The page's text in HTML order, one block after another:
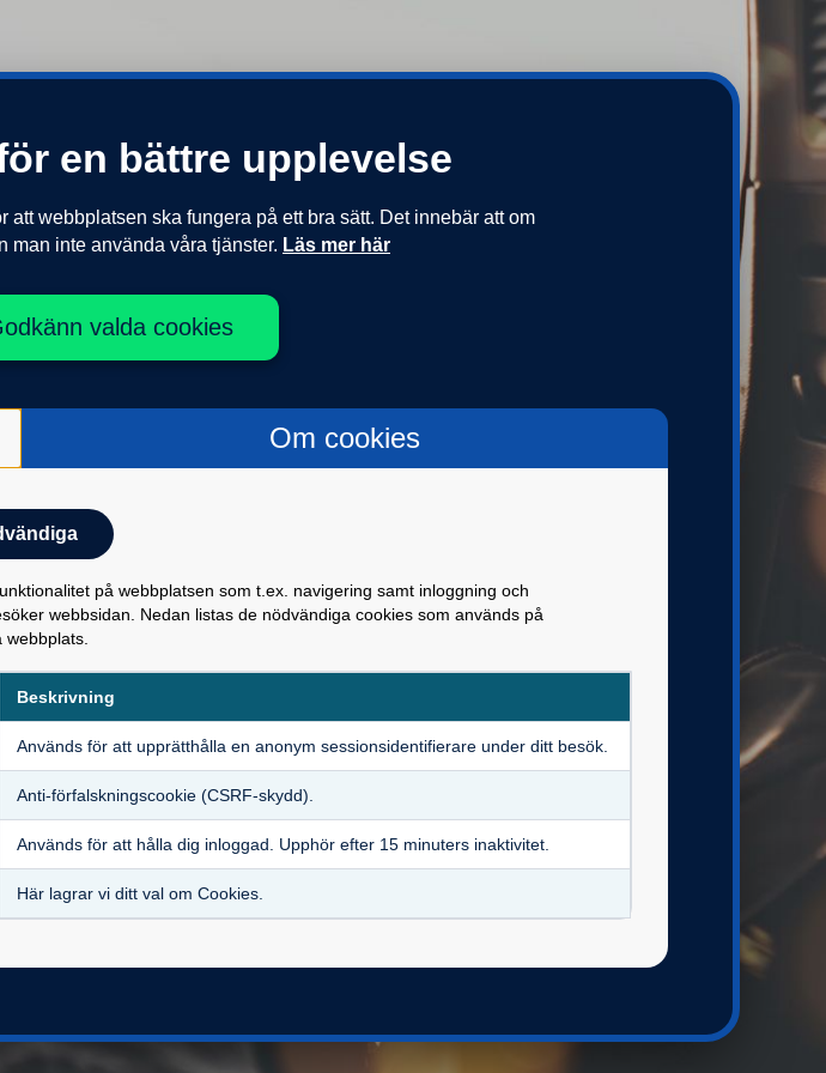
en bättre upplevelse
webbplatsen ska fungera på ett bra sätt. Det innebär att om
man inte använda våra tjänster. Läs mer här
valda cookies
Om cookies
på webbplatsen som t.ex. navigering samt inloggning och
webbsidan. Nedan listas de nödvändiga cookies som används på
webbplats.
Beskrivning
Används för att upprätthålla en anonym sessionsidentifierare under ditt besök.
Anti‑förfalskningscookie (CSRF-skydd).
Används för att hålla dig inloggad. Upphör efter 15 minuters inaktivitet.
Här lagrar vi ditt val om Cookies.
Jag vill veta mer om min tjänstepension
Välj din bransch
GÅ TILL GAMLA VALCENTRALEN